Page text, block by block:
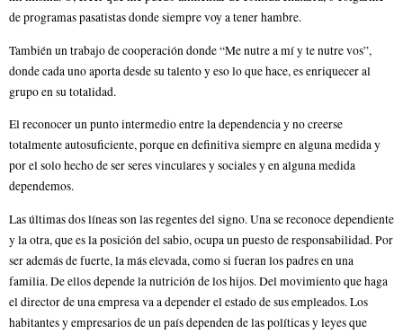
de programas pasatistas donde siempre voy a tener hambre.
También un trabajo de cooperación donde “Me nutre a mí y te nutre vos”,
donde cada uno aporta desde su talento y eso lo que hace, es enriquecer al
grupo en su totalidad.
El reconocer un punto intermedio entre la dependencia y no creerse
totalmente autosuficiente, porque en definitiva siempre en alguna medida y
por el solo hecho de ser seres vinculares y sociales y en alguna medida
dependemos.
Las últimas dos líneas son las regentes del signo. Una se reconoce dependiente
y la otra, que es la posición del sabio, ocupa un puesto de responsabilidad. Por
ser además de fuerte, la más elevada, como si fueran los padres en una
familia. De ellos depende la nutrición de los hijos. Del movimiento que haga
el director de una empresa va a depender el estado de sus empleados. Los
habitantes y empresarios de un país dependen de las políticas y leyes que